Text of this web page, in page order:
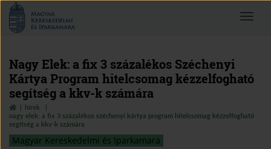
Magyar
Kereskedelmi
és
Toggle
Nagy Elek: a fix 3 százalékos Széchenyi
Kártya Program hitelcsomag kézzelfogható
segítség a kkv-k számára
hírek
nagy elek: a fix 3 százalékos széchenyi kártya program hitelcsomag kézzelfogható
segítség a kkv-k számára
Magyar Kereskedelmi és Iparkamara